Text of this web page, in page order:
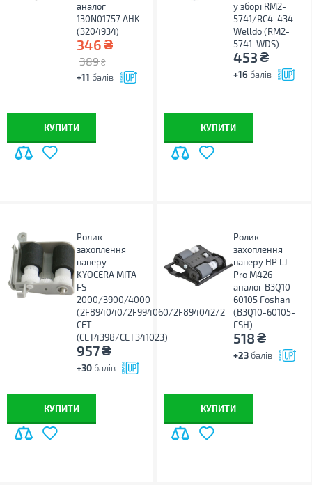
аналог
130N01757 AHK
(3204934)
346₴
389 ₴
+11 балів
КУПИТИ
у зборі RM2-
5741/RC4-434
Welldo (RM2-
5741-WDS)
453₴
+16 балів
КУПИТИ
Ролик
захоплення
паперу
KYOCERA MITA
FS-
2000/3900/4000
(2F894040/2F994060/2F894042/2
CET
(CET4398/CET341023)
957₴
+30 балів
КУПИТИ
Ролик
захоплення
паперу HP LJ
Pro M426
аналог B3Q10-
60105 Foshan
(B3Q10-60105-
FSH)
518₴
+23 балів
КУПИТИ